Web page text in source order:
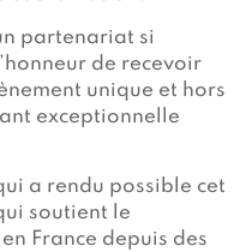
partenariat si
de recevoir
unique et hors
exceptionnelle
a rendu possible cet
soutient le
France depuis des